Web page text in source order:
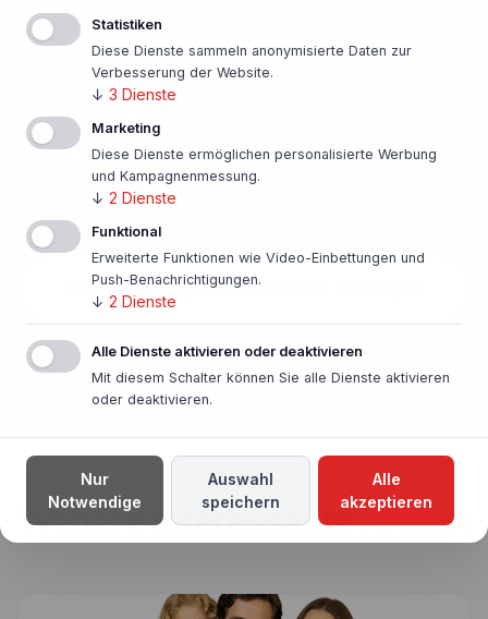
Finanzierungsangebot einholen!
Persönlicher Ansprechpartner vor Ort
Finanzierung unverbindlich anfragen
In nur einer Minute!
Weitere interessanteArtikel
Statistiken
Diese Dienste sammeln anonymisierte Daten zur
Verbesserung der Website.
↓ 3 Dienste
Marketing
Diese Dienste ermöglichen personalisierte Werbung
und Kampagnenmessung.
↓ 2 Dienste
Funktional
Erweiterte Funktionen wie Video-Einbettungen und
Push-Benachrichtigungen.
↓ 2 Dienste
Alle Dienste aktivieren oder deaktivieren
Mit diesem Schalter können Sie alle Dienste aktivieren
oder deaktivieren.
Nur
Notwendige
Auswahl
speichern
Alle
akzeptieren